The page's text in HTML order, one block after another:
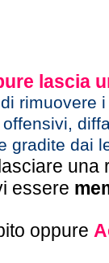
lascia
rimuovere
gradite dai
una
essere
oppure